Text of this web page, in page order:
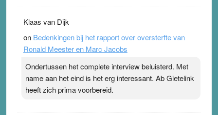
Klaas van Dijk
on Bedenkingen bij het rapport over oversterfte van
Ronald Meester en Marc Jacobs
Ondertussen het complete interview beluisterd. Met
name aan het eind is het erg interessant. Ab Gietelink
heeft zich prima voorbereid.